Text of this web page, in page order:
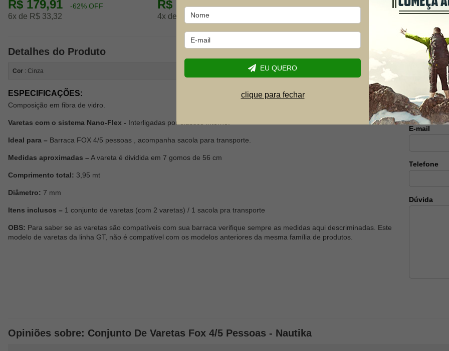
R$ 179,91 -62% OFF
6x de R$ 33,32
R$ 111,70 -25% OFF
4x de R$ 31,03
R$ 116,91 -44% OFF
Detalhes do Produto
Cor : Cinza
ESPECIFICAÇÕES:
Composição em fibra de vidro.
Varetas com o sistema Nano-Flex - Interligadas por elástico interno.
Ideal para – Barraca FOX 4/5 pessoas , acompanha sacola para transporte.
Medidas aproximadas –A vareta é dividida em 7 gomos de 56 cm
Comprimento total: 3,95 mt
Diâmetro: 7 mm
Itens inclusos – 1 conjunto de varetas (com 2 varetas) / 1 sacola pra transporte
OBS: Para saber se as varetas são compatíveis com sua barraca verifique sempre as medidas aqui descriminadas. Este
modelo de varetas da linha GT, não é compatível com os modelos anteriores da mesma família de produtos.
Mais
Envie
possível.
E-mail
Telefone
Dúvida
Opiniões sobre: Conjunto De Varetas Fox 4/5 Pessoas - Nautika
EU QUERO
clique para fechar